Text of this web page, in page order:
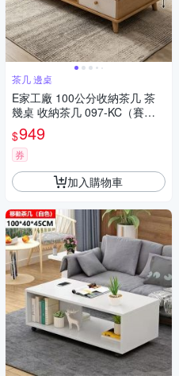
茶几 邊桌
E家工廠 100公分收納茶几 茶
幾桌 收納茶几 097-KC（賽杉
木色）
$949
券
加入購物車